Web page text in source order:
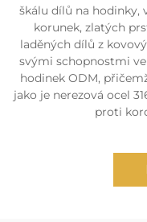
škálu dílů na hodinky,
korunek, zlatých
laděných dílů z
svými schopnostmi
hodinek ODM,
jako je nerezová ocel
proti